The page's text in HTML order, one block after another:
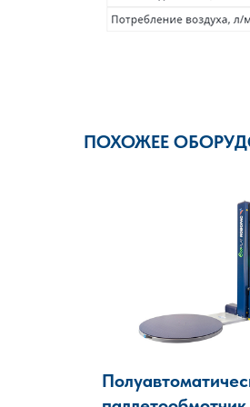
ПОХОЖЕЕ